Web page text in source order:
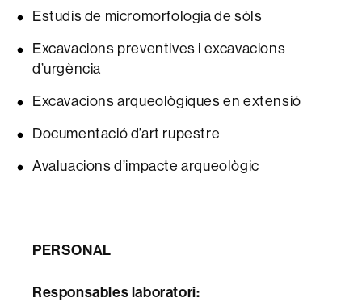
Estudis de micromorfologia de sòls
Excavacions preventives i excavacions
d’urgència
Excavacions arqueològiques en extensió
Documentació d’art rupestre
Avaluacions d’impacte arqueològic
PERSONAL
Responsables laboratori: